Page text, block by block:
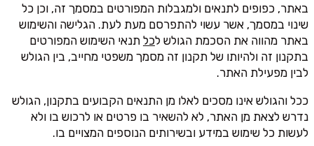
באתר, כפופים לתנאים ולמגבלות המפורטים במסמך זה, וכן כל
שינוי במסמך, אשר עשוי להתפרסם מעת לעת. הגלישה והשימוש
באתר מהווה את הסכמת הגולש לכל תנאי השימוש המפורטים
בתקנון זה ולהיותו של תקנון זה מסמך משפטי מחייב, בין הגולש
לבין מפעילת האתר.
ככל והגולש אינו מסכים לאלו מן התנאים הקבועים בתקנון, הגולש
נדרש לצאת מן האתר, לא להשאיר בו פרטים או לרכוש בו ולא
לעשות כל שימוש במידע ובשירותים הנוספים המצויים בו.